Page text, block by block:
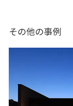
その他の事例